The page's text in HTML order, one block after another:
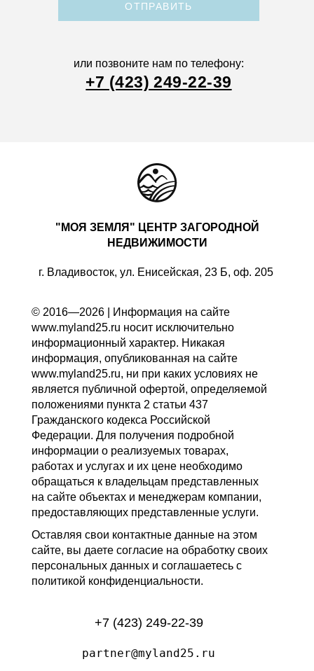
ОТПРАВИТЬ
или позвоните нам по телефону:
+7 (423) 249-22-39
"МОЯ ЗЕМЛЯ" ЦЕНТР ЗАГОРОДНОЙ
НЕДВИЖИМОСТИ
г. Владивосток, ул. Енисейская, 23 Б, оф. 205
© 2016—2026 | Информация на сайте
www.myland25.ru носит исключительно
информационный характер. Никакая
информация, опубликованная на сайте
www.myland25.ru, ни при каких условиях не
является публичной офертой, определяемой
положениями пункта 2 статьи 437
Гражданского кодекса Российской
Федерации. Для получения подробной
информации о реализуемых товарах,
работах и услугах и их цене необходимо
обращаться к владельцам представленных
на сайте объектах и менеджерам компании,
предоставляющих представленные услуги.
Оставляя свои контактные данные на этом
сайте, вы даете согласие на обработку своих
персональных данных и соглашаетесь с
политикой конфиденциальности.
+7 (423) 249-22-39
partner@myland25.ru